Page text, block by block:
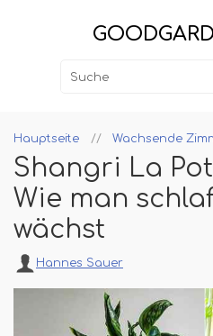
Hauptseite Wachsende
Shangri La
Wie man
wächst
Hannes Sauer